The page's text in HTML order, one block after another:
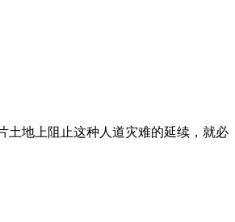
土地上阻止这种人道灾难的延续，就必